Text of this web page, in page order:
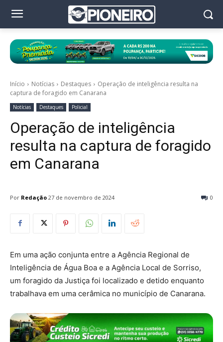
Início Notícias Destaques
Operação de inteligência resulta na
captura de foragido em Canarana
Notícias Destaques Policial
Operação de inteligência
resulta na captura de foragido
em Canarana
Por Redação 0
27 de novembro de 2024
Em uma ação conjunta entre a Agência Regional de
Inteligência de Água Boa e a Agência Local de Sorriso,
um foragido da Justiça foi localizado e detido enquanto
trabalhava em uma cerâmica no município de Canarana.